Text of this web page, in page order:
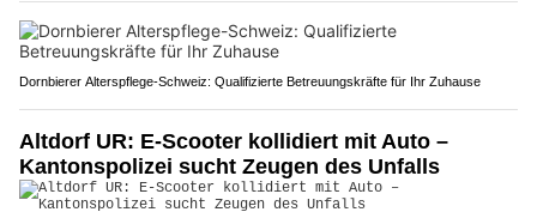
Dornbierer Alterspflege-Schweiz: Qualifizierte Betreuungskräfte für Ihr Zuhause
Altdorf UR: E-Scooter kollidiert mit Auto –
Kantonspolizei sucht Zeugen des Unfalls